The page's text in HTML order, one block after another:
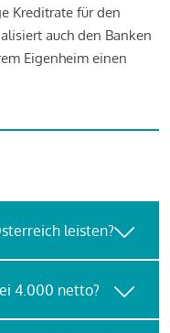
Kreditrate für den
auch den Banken
Eigenheim einen
leisten?
4.000 netto?